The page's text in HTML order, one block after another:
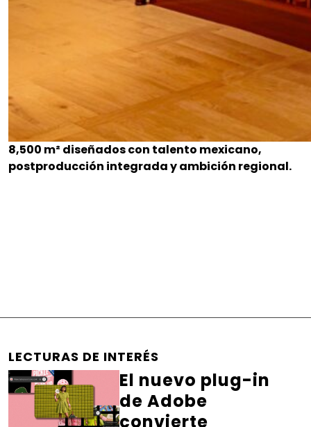
8,500 m² diseñados con talento mexicano,
postproducción integrada y ambición regional.
LECTURAS DE INTERÉS
El nuevo plug-in
de Adobe
convierte